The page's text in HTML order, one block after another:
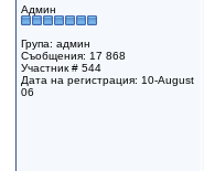
Админ
Група: админ
Съобщения: 17 868
Участник # 544
Дата на регистрация: 10-August
06